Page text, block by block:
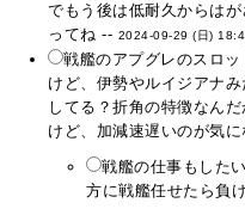
でもう後は低耐久からは
ってね -- 2024-09-29 (日)
戦艦のアプグレのスロ
けど、伊勢やルイジアナ
してる？折角の特徴なん
けど、加減速遅いのが気
戦艦の仕事もした
方に戦艦任せたら負